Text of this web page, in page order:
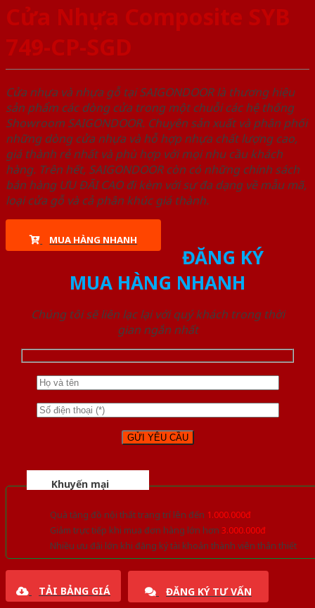
Cửa Nhựa Composite SYB
749-CP-SGD
Cửa nhựa và nhựa gỗ tại SAIGONDOOR là thương hiệu
sản phẩm các dòng cửa trong một chuỗi các hệ thống
Showroom SAIGONDOOR. Chuyên sản xuất và phân phối
những dòng cửa nhựa và hỗ hợp nhựa chất lượng cao,
giá thành rẻ nhất và phù hợp với mọi nhu cầu khách
hàng. Trên hết, SAIGONDOOR còn có những chính sách
bán hàng ƯU ĐÃI CAO đi kèm với sự đa dạng về mẫu mã,
loại cửa gỗ và cả phân khúc giá thành.
MUA HÀNG NHANH
ĐĂNG KÝ
MUA HÀNG NHANH
Chúng tôi sẽ liên lạc lại với quý khách trong thời
gian ngắn nhất
Khuyến mại
Quà tặng đồ nội thất trang trí lên đến 1.000.000đ
Giảm trực tiếp khi mua đơn hàng lớn hơn 3.000.000đ
Nhiều ưu đãi lớn khi đăng ký tài khoản thành viên thân thiết
TẢI BẢNG GIÁ ĐĂNG KÝ TƯ VẤN